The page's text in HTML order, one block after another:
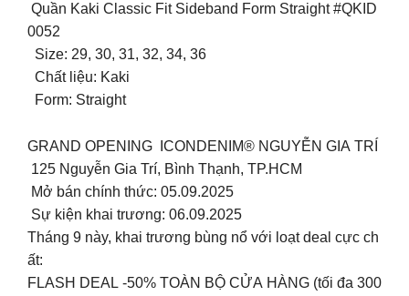
Quần Kaki Classic Fit Sideband Form Straight #QKID
0052
️ Size: 29, 30, 31, 32, 34, 36
️ Chất liệu: Kaki
️ Form: Straight
GRAND OPENING ICONDENIM® NGUYỄN GIA TRÍ
125 Nguyễn Gia Trí, Bình Thạnh, TP.HCM
Mở bán chính thức: 05.09.2025
Sự kiện khai trương: 06.09.2025
Tháng 9 này, khai trương bùng nổ với loạt deal cực ch
ất:
FLASH DEAL -50% TOÀN BỘ CỬA HÀNG (tối đa 300